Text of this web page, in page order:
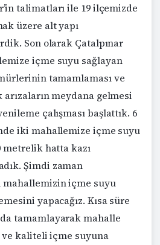
talimatları ile 19 ilçemizde
üzere alt yapı
Son olarak Çatalpınar
içme suyu sağlayan
tamamlaması ve
arızaların meydana gelmesi
çalışması başlattık. 6
iki mahallemize içme suyu
metrelik hatta kazı
Şimdi zaman
içme suyu
yapacağız. Kısa süre
tamamlayarak mahalle
kaliteli içme suyuna